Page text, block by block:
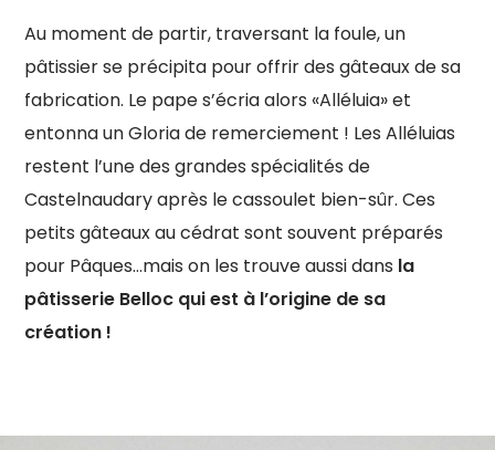
Au moment de partir, traversant la foule, un
pâtissier se précipita pour offrir des gâteaux de sa
fabrication. Le pape s’écria alors «Alléluia» et
entonna un Gloria de remerciement ! Les Alléluias
restent l’une des grandes spécialités de
Castelnaudary après le cassoulet bien-sûr. Ces
petits gâteaux au cédrat sont souvent préparés
pour Pâques…mais on les trouve aussi dans la
pâtisserie Belloc qui est à l’origine de sa
création !